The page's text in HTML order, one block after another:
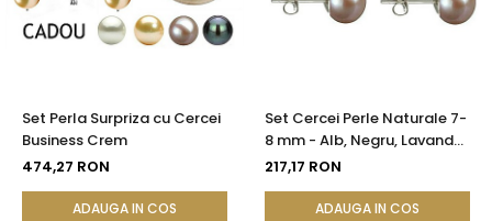
Set Perla Surpriza cu Cercei
Business Crem
474,27 RON
ADAUGA IN COS
Set Cercei Perle Naturale 7-
8 mm - Alb, Negru, Lavandă
- Argint 925 | KASKADDA®
217,17 RON
ADAUGA IN COS